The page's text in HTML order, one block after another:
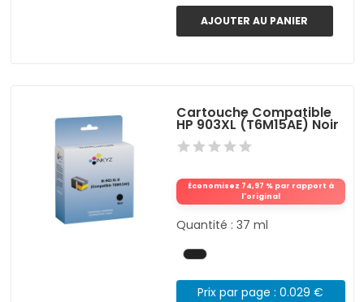
AJOUTER AU PANIER
Cartouche Compatible
HP 903XL (T6M15AE) Noir
Économisez 74,97 % par rapport à
l'original
Quantité : 37 ml
Prix par page : 0.029 €